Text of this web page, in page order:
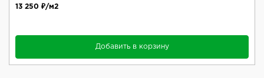
13 250 ₽/м2
Добавить в корзину